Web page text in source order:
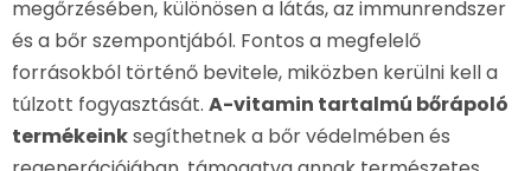
megőrzésében, különösen a látás, az immunrendszer
és a bőr szempontjából. Fontos a megfelelő
forrásokból történő bevitele, miközben kerülni kell a
túlzott fogyasztását. A-vitamin tartalmú bőrápoló
termékeinksegíthetnek a bőr védelmében és